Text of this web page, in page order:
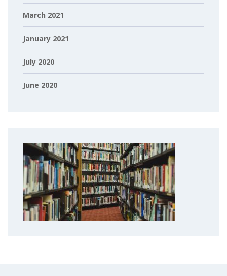
March 2021
January 2021
July 2020
June 2020